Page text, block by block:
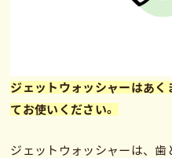
ジェットウォッシャーはあ
てお使いください。
ジェットウォッシャーは、